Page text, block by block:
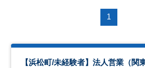
1
【浜松町/未経験者】法人営業（関